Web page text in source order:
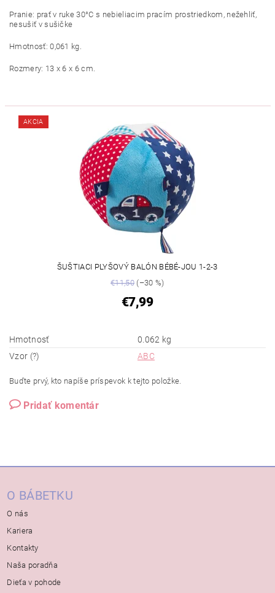
Pranie: prať v ruke 30°C s nebieliacim pracím prostriedkom, nežehliť,
nesušiť v sušičke
Hmotnosť: 0,061 kg.
Rozmery: 13 x 6 x 6 cm.
AKCIA
ŠUŠTIACI PLYŠOVÝ BALÓN BÉBÉ-JOU 1-2-3
€11,50(–30 %)
€7,99
Hmotnosť
0.062 kg
Vzor (?)
ABC
Buďte prvý, kto napíše príspevok k tejto položke.
Pridať komentár
O BÁBETKU
O nás
Kariera
Kontakty
Naša poradňa
Dieťa v pohode